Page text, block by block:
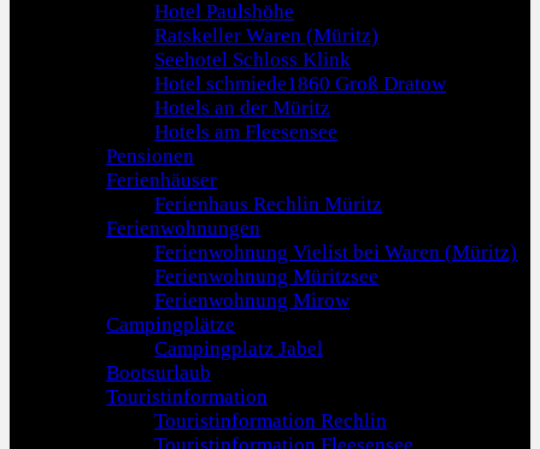
Hotel Paulshöhe
Ratskeller Waren (Müritz)
Seehotel Schloss Klink
Hotel schmiede1860 Groß Dratow
Hotels an der Müritz
Hotels am Fleesensee
Pensionen
Ferienhäuser
Ferienhaus Rechlin Müritz
Ferienwohnungen
Ferienwohnung Vielist bei Waren (Müritz)
Ferienwohnung Müritzsee
Ferienwohnung Mirow
Campingplätze
Campingplatz Jabel
Bootsurlaub
Touristinformation
Touristinformation Rechlin